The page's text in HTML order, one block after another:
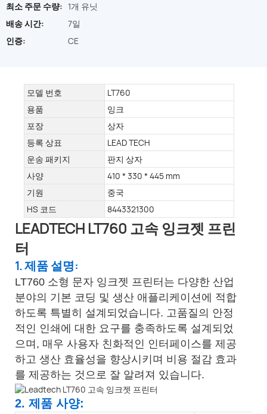
최소 주문 수량: 1개 유닛
배송 시간:
7일
인증:
CE
모델 번호
LT760
용품
잉크
포장
상자
등록 상표
LEAD TECH
운송 패키지
판지 상자
사양
410 * 330 * 445 mm
기원
중국
HS 코드
8443321300
LEADTECH LT760 고속 잉크젯 프린
터
1. 제품 설명:
LT760 소형 문자 잉크젯 프린터는 다양한 산업
분야의 기본 코딩 및 생산 애플리케이션에 적합
하도록 특별히 설계되었습니다. 고품질의 안정
적인 인쇄에 대한 요구를 충족하도록 설계되었
으며, 매우 사용자 친화적인 인터페이스를 제공
하고 생산 효율성을 향상시키며 비용 절감 효과
를 제공하는 것으로 잘 알려져 있습니다.
2. 제품 사양: